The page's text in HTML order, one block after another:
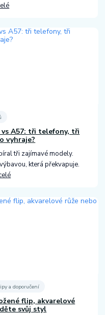
vs A57: tři telefony, tři
vyhraje?
tři zajímavé modely.
která překvapuje.
a doporučení
flip, akvarelové
svůj styl